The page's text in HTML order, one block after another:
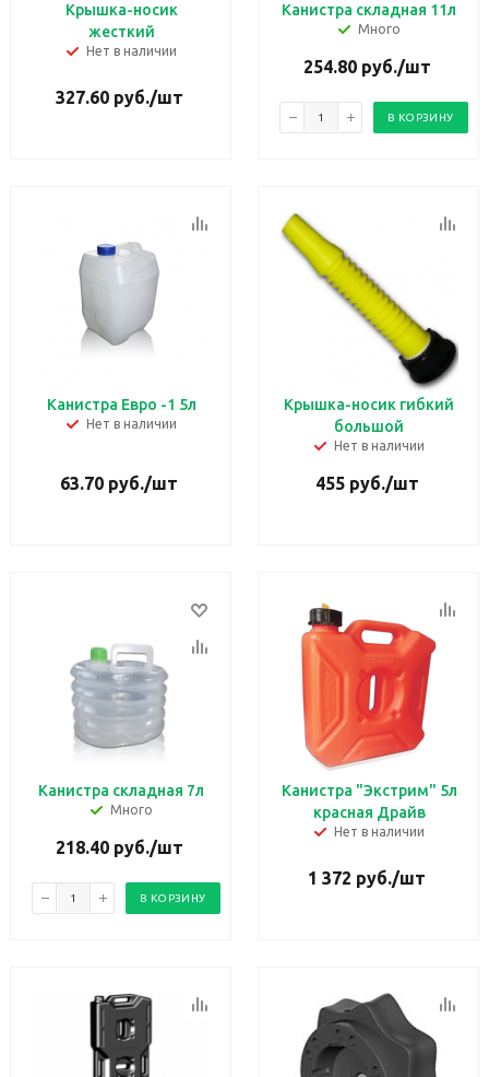
Крышка-носик
жесткий
Нет в наличии
327.60руб./шт
Канистра складная 11л
Много
254.80руб./шт
В КОРЗИНУ
Канистра Евро -1 5л
Нет в наличии
63.70 руб./шт
Крышка-носик гибкий
большой
Нет в наличии
455руб./шт
Канистра складная 7л
Много
218.40руб./шт
В КОРЗИНУ
Канистра "Экстрим" 5л
красная Драйв
Нет в наличии
1 372 руб./шт